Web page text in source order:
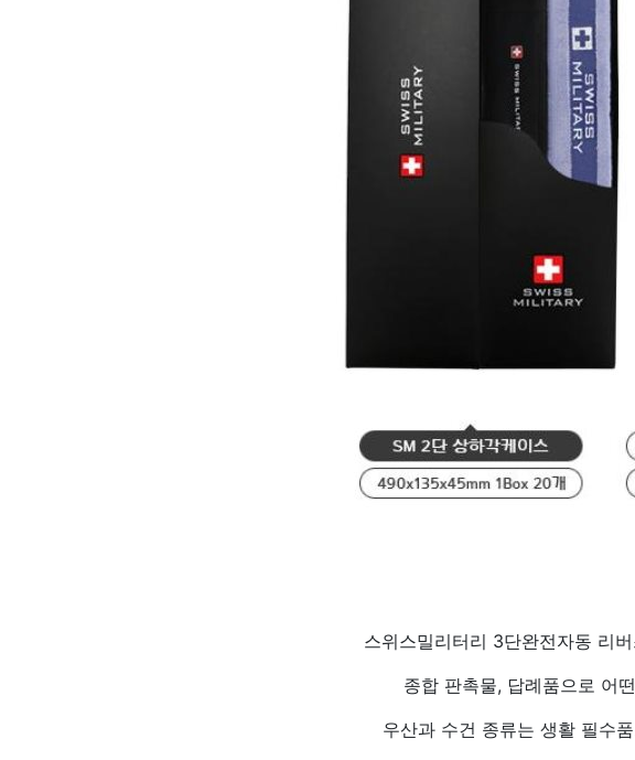
스위스밀리터리 3단완전자동 리
종합 판촉물, 답례품으로 어
우산과 수건 종류는 생활 필수